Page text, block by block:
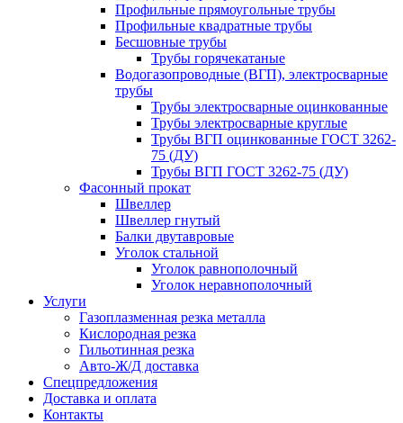
Профильные прямоугольные трубы
Профильные квадратные трубы
Бесшовные трубы
Трубы горячекатаные
Водогазопроводные (ВГП), электросварные
трубы
Трубы электросварные оцинкованные
Трубы электросварные круглые
Трубы ВГП оцинкованные ГОСТ 3262-
75 (ДУ)
Трубы ВГП ГОСТ 3262-75 (ДУ)
Фасонный прокат
Швеллер
Швеллер гнутый
Балки двутавровые
Уголок стальной
Уголок равнополочный
Уголок неравнополочный
Услуги
Газоплазменная резка металла
Кислородная резка
Гильотинная резка
Авто-Ж/Д доставка
Спецпредложения
Доставка и оплата
Контакты